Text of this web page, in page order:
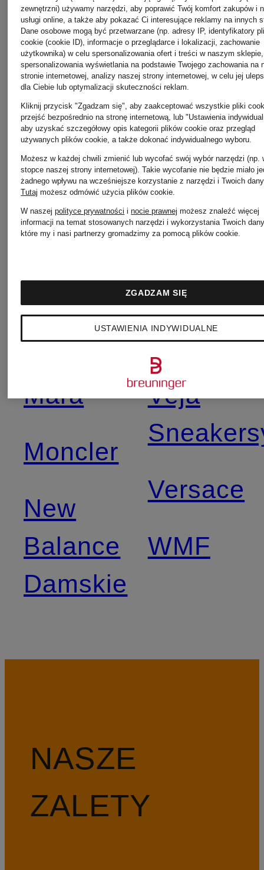
Jean
Paul
Gaultier
Le
Creuset
Liebeskind
Mammut
Mara
Moncler
New
Balance
Damskie
Ordinary
Torby
Chloé
Triumph
Valentino
Torebki
Vaude
Veja
Versace
WMF
NASZE
ZALETY
zewnętrzni) używamy narzędzi, aby poprawić Twój komfort zakupów i
usługi online, a także aby pokazać Ci interesujące reklamy na innych
Dane osobowe mogą być przetwarzane (np. adresy IP, identyfikatory
cookie (cookie ID), informacje o przeglądarce i lokalizacji, zachowanie
użytkownika) w celu spersonalizowania ofert i treści w naszym sklepie,
spersonalizowania wyświetlania na podstawie Twojego zachowania na
stronie internetowej, analizy naszej strony internetowej, w celu jej
dla Ciebie lub optymalizacji skuteczności reklam.
Kliknij przycisk "Zgadzam się", aby zaakceptować wszystkie pliki
przejść bezpośrednio na stronę internetową, lub "Ustawienia
aby uzyskać szczegółowy opis kategorii plików cookie oraz przegląd
używanych plików cookie, a także dokonać indywidualnego wyboru.
Możesz w każdej chwili zmienić lub wycofać swój wybór narzędzi (np.
stopce naszej strony internetowej). Takie wycofanie nie będzie miało
żadnego wpływu na wcześniejsze korzystanie z narzędzi i Twoich
Tutaj możesz odmówić użycia plików cookie.
W naszejpolityce prywatności inocie prawnej możesz znaleźć więcej
informacji na temat stosowanych narzędzi i wykorzystania Twoich
które my i nasi partnerzy gromadzimy za pomocą plików cookie.
USTAWIENIA INDYWIDUALNE
ZGADZAM SIĘ